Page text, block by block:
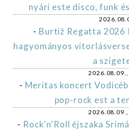
nyári este disco, funk
- Burtiž Regatta 2026
hagyományos
a
- Meritas koncert
pop-rock est a
- Rock'n'Roll éjszaka